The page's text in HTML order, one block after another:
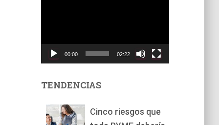
t
00:00 02:22
TENDENCIAS
Cinco riesgos que